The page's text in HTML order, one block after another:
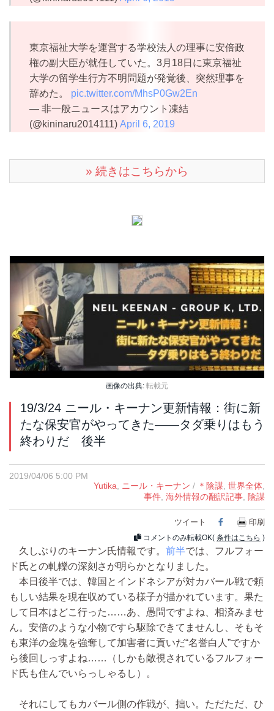
東京福祉大学を運営する学校法人の理事に安倍政
権の副大臣が就任していた。3月18日に東京福祉
大学の留学生行方不明問題が発覚後、突然理事を
辞めた。 pic.twitter.com/MhsP0Gw2En
— 非一般ニュースはアカウント凍結
(@kininaru2014111) April 6, 2019
» 続きはこちらから
画像の出典: 転載元
19/3/24 ニール・キーナン更新情報：街に新
たな保安官がやってきた――タダ乗りはもう
終わりだ 後半
2019/04/06 5:00 PM
Yutika
ニール・キーナン / ＊陰謀 世界全体
事件 海外情報の翻訳記事 陰謀
ツイート Facebook
印刷
コメントのみ転載OK( 条件はこちら )
久しぶりのキーナン氏情報です。 前半では、フルフォー
ド氏との軋轢の深刻さが明らかとなりました。
本日後半では、韓国とインドネシアが対カバール戦で頼
もしい結果を現在収めている様子が描かれています。果た
して日本はどこ行った……あ、愚問ですよね、相済みませ
ん。安倍のような小物ですら駆除できてませんし、そもそ
も東洋の金塊を強奪して加害者に貢いだ“名誉白人”ですか
ら後回しっすよね……（しかも敵視されているフルフォー
ド氏も住んでいらっしゃるし）。
それにしてもカバール側の作戦が、拙い。ただただ、ひ